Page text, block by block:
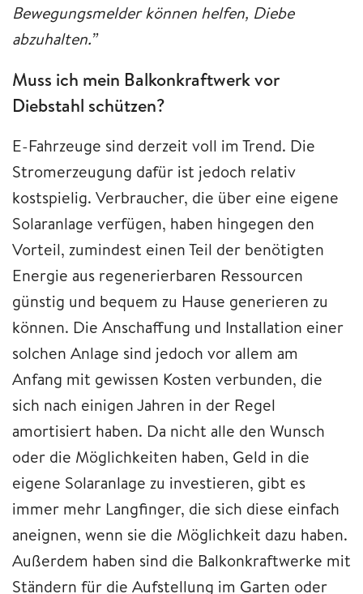
Bewegungsmelder können helfen, Diebe
abzuhalten.”
Muss ich mein Balkonkraftwerk vor
Diebstahl schützen?
E-Fahrzeuge sind derzeit voll im Trend. Die
Stromerzeugung dafür ist jedoch relativ
kostspielig. Verbraucher, die über eine eigene
Solaranlage verfügen, haben hingegen den
Vorteil, zumindest einen Teil der benötigten
Energie aus regenerierbaren Ressourcen
günstig und bequem zu Hause generieren zu
können. Die Anschaffung und Installation einer
solchen Anlage sind jedoch vor allem am
Anfang mit gewissen Kosten verbunden, die
sich nach einigen Jahren in der Regel
amortisiert haben. Da nicht alle den Wunsch
oder die Möglichkeiten haben, Geld in die
eigene Solaranlage zu investieren, gibt es
immer mehr Langfinger, die sich diese einfach
aneignen, wenn sie die Möglichkeit dazu haben.
Außerdem haben sind die Balkonkraftwerke mit
Ständern für die Aufstellung im Garten oder